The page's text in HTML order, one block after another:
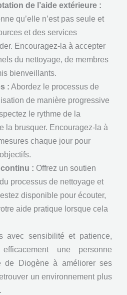
de l’aide extérieure :
qu’elle n’est pas seule et
et des services
Encouragez-la à accepter
du nettoyage, de membres
bienveillants.
: Abordez le processus de
de manière progressive
le rythme de la
la brusquer. Encouragez-la à
chaque jour pour
: Offrez un soutien
processus de nettoyage et
disponible pour écouter,
aide pratique lorsque cela
avec sensibilité et patience,
une personne
de Diogène à améliorer ses
un environnement plus